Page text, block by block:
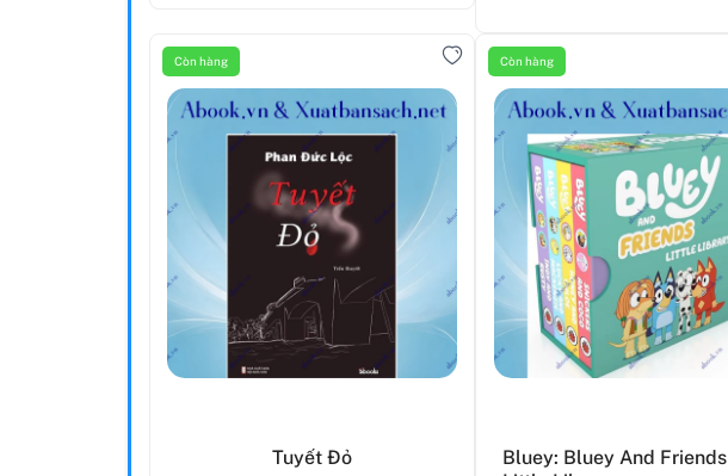
Còn hàng
Tuyết Đỏ
Còn hàng
Bluey: Bluey And Friends